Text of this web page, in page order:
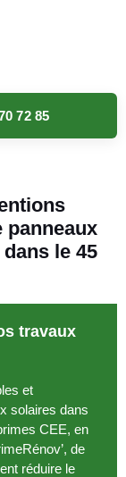
72 85
le 45
travaux
et
solaires dans
CEE, en
de
réduire le